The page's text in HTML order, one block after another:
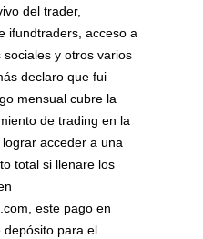
del trader,
ifundtraders, acceso a
y otros varios
declaro que fui
mensual cubre la
de trading en la
acceder a una
total si llenare los
este pago en
depósito para el